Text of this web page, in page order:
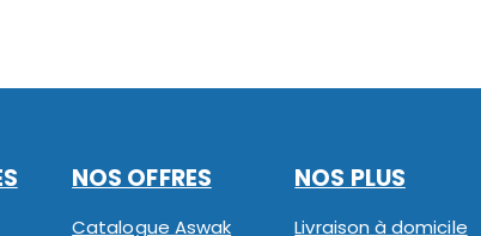
NOS OFFRES
Catalogue Aswak
NOS PLUS
Livraison à domicile